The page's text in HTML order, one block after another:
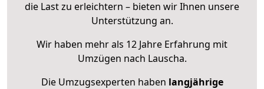
die Last zu erleichtern – bieten wir Ihnen unsere
Unterstützung an.
Wir haben mehr als 12 Jahre Erfahrung mit
Umzügen nach Lauscha.
Die Umzugsexperten haben langjährige